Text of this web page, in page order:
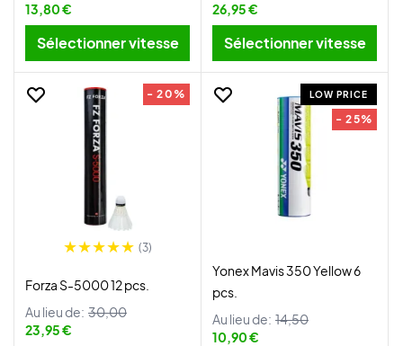
13,80 €
Sélectionner vitesse
26,95 €
Sélectionner vitesse
- 20%
(3)
Forza S-5000 12 pcs.
Au lieu de: 30,00
23,95 €
LOW PRICE
- 25%
Yonex Mavis 350 Yellow 6
pcs.
Au lieu de: 14,50
10,90 €